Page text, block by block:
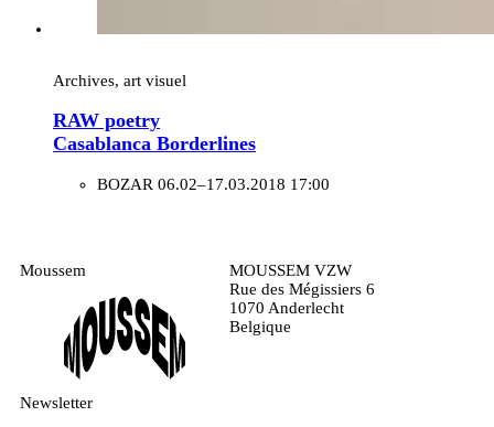
Archives, art visuel
RAW poetry
Casablanca Borderlines
BOZAR 06.02–17.03.2018 17:00
Moussem
MOUSSEM VZW
Rue des Mégissiers 6
1070 Anderlecht
Belgique
Newsletter